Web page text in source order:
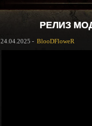
РЕЛИЗ
24.04.2025 - BlooDFloweR